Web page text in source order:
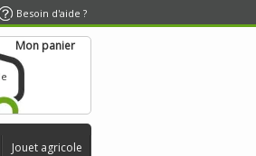
Besoin d'aide ?
Mon panier
Jouet agricole